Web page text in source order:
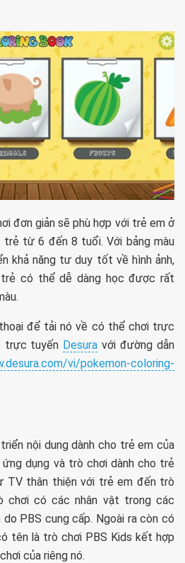
đơn giản sẽ phù hợp với trẻ em ở
từ 6 đến 8 tuổi. Với bảng màu
khả năng tư duy tốt về hình ảnh,
trẻ có thể dễ dàng học được rất
để tải nó về có thể chơi trực
trực tuyến Desura với đường dẫn
vi/pokemon-coloring-
nội dung dành cho trẻ em của
ứng dụng và trò chơi dành cho trẻ
TV thân thiện với trẻ em đến trò
chơi có các nhân vật trong các
PBS cung cấp. Ngoài ra còn có
tên là trò chơi PBS Kids kết hợp
của riêng nó.